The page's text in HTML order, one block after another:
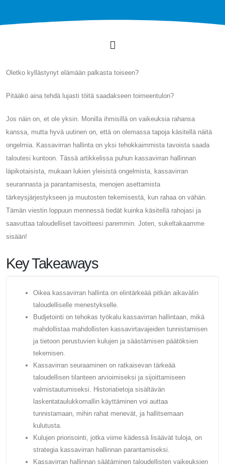
Oletko kyllästynyt elämään palkasta toiseen?
Pitääkö aina tehdä lujasti töitä saadakseen toimeentulon?
Jos näin on, et ole yksin. Monilla ihmisillä on vaikeuksia rahansa
kanssa, mutta hyvä uutinen on, että on olemassa tapoja käsitellä näitä
ongelmia. Kassavirran hallinta on yksi tehokkaimmista tavoista saada
taloutesi kuntoon. Tässä artikkelissa puhun kassavirran hallinnan
läpikotaisista, mukaan lukien yleisistä ongelmista, kassavirran
seurannasta ja parantamisesta, menojen asettamista
tärkeysjärjestykseen ja muutosten tekemisestä, kun rahaa on vähän.
Tämän viestin loppuun mennessä tiedät kuinka käsitellä rahojasi ja
saavuttaa taloudelliset tavoitteesi paremmin. Joten, sukeltakaamme
sisään!
Key Takeaways
Oikea kassavirran hallinta on elintärkeää pitkän aikavälin
taloudelliselle menestykselle.
Budjetointi on tehokas työkalu kassavirran hallintaan, mikä
mahdollistaa mahdollisten kassavirtavajeiden tunnistamisen
ja tietoon perustuvien kulujen ja säästämisen päätöksien
tekemisen.
Kassavirran seuraaminen on ratkaisevan tärkeää
taloudellisen tilanteen arvioimiseksi ja sijoittamiseen
valmistautumiseksi. Historiatietoja sisältävän
laskentataulukkomallin käyttäminen voi auttaa
tunnistamaan, mihin rahat menevät, ja hallitsemaan
kulutusta.
Kulujen priorisointi, jotka viime kädessä lisäävät tuloja, on
strategia kassavirran hallinnan parantamiseksi.
Kassavirran hallinnan säätäminen taloudellisten vaikeuksien